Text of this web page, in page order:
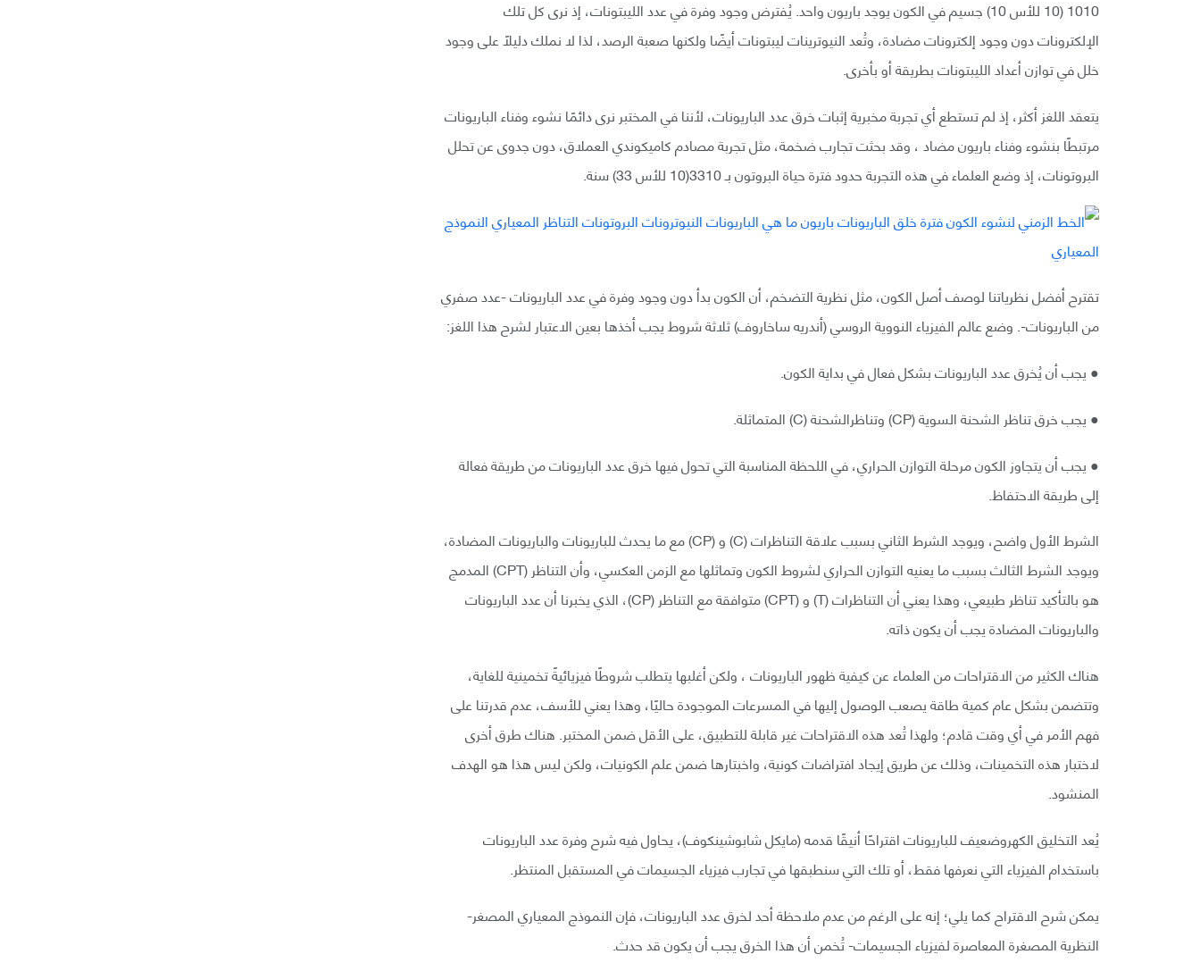
1010 (10 للأس 10) جسيم في الكون يوجد باريون واحد. يُفترض وجود وفرة في عدد الليبتونات، إذ نرى كل تلك
الإلكترونات دون وجود إلكترونات مضادة، وتُعد النيوترينات ليبتونات أيضًا ولكنها صعبة الرصد، لذا لا نملك دليلًا على وجود
خلل في توازن أعداد الليبتونات بطريقة أو بأخرى.
يتعقد اللغز أكثر، إذ لم تستطع أي تجربة مخبرية إثبات خرق عدد الباريونات، لأننا في المختبر نرى دائمًا نشوء وفناء الباريونات
مرتبطًا بنشوء وفناء باريون مضاد ، وقد بحثت تجارب ضخمة، مثل تجربة مصادم كاميكوندي العملاق، دون جدوى عن تحلل
البروتونات، إذ وضع العلماء في هذه التجربة حدود فترة حياة البروتون بـ 3310(10 للأس 33) سنة.
تقترح أفضل نظرياتنا لوصف أصل الكون، مثل نظرية التضخم، أن الكون بدأ دون وجود وفرة في عدد الباريونات -عدد صفري
من الباريونات-. وضع عالم الفيزياء النووية الروسي (أندريه ساخاروف) ثلاثة شروط يجب أخذها بعين الاعتبار لشرح هذا اللغز:
● يجب أن يُخرق عدد الباريونات بشكل فعال في بداية الكون.
● يجب خرق تناظر الشحنة السوية (CP) وتناظرالشحنة (C) المتماثلة.
● يجب أن يتجاوز الكون مرحلة التوازن الحراري، في اللحظة المناسبة التي تحول فيها خرق عدد الباريونات من طريقة فعالة
إلى طريقة الاحتفاظ.
الشرط الأول واضح، ويوجد الشرط الثاني بسبب علاقة التناظرات (C) و (CP) مع ما يحدث للباريونات والباريونات المضادة،
ويوجد الشرط الثالث بسبب ما يعنيه التوازن الحراري لشروط الكون وتماثلها مع الزمن العكسي، وأن التناظر (CPT) المدمج
هو بالتأكيد تناظر طبيعي، وهذا يعني أن التناظرات (T) و (CPT) متوافقة مع التناظر (CP)، الذي يخبرنا أن عدد الباريونات
والباريونات المضادة يجب أن يكون ذاته.
هناك الكثير من الاقتراحات من العلماء عن كيفية ظهور الباريونات ، ولكن أغلبها يتطلب شروطًا فيزيائيةً تخمينية للغاية،
وتتضمن بشكل عام كمية طاقة يصعب الوصول إليها في المسرعات الموجودة حاليًا، وهذا يعني للأسف، عدم قدرتنا على
فهم الأمر في أي وقت قادم؛ ولهذا تُعد هذه الاقتراحات غير قابلة للتطبيق، على الأقل ضمن المختبر. هناك طرق أخرى
لاختبار هذه التخمينات، وذلك عن طريق إيجاد افتراضات كونية، واخبتارها ضمن علم الكونيات، ولكن ليس هذا هو الهدف
المنشود.
يُعد التخليق الكهروضعيف للباريونات اقتراحًا أنيقًا قدمه (مايكل شابوشينكوف)، يحاول فيه شرح وفرة عدد الباريونات
باستخدام الفيزياء التي نعرفها فقط، أو تلك التي سنطبقها في تجارب فيزياء الجسيمات في المستقبل المنتظر.
يمكن شرح الاقتراح كما يلي؛ إنه على الرغم من عدم ملاحظة أحد لخرق عدد الباريونات، فإن النموذج المعياري المصغر-
النظرية المصغرة المعاصرة لفيزياء الجسيمات- تُخمن أن هذا الخرق يجب أن يكون قد حدث.